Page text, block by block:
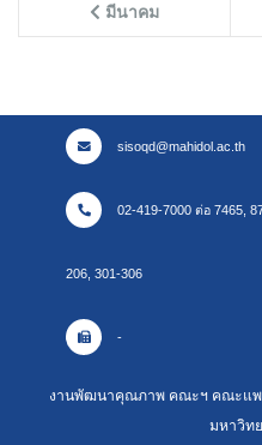
มีนาคม
sisoqd@mahidol.ac.th
02-419-7000 ต่อ 7465,
206, 301-306
-
งานพัฒนาคุณภาพ คณะฯ คณะแพ
มหาวิท